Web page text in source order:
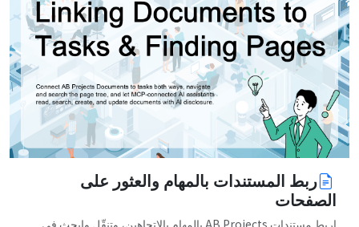
ربط المستندات بالمهام والعثور على
الصفحات